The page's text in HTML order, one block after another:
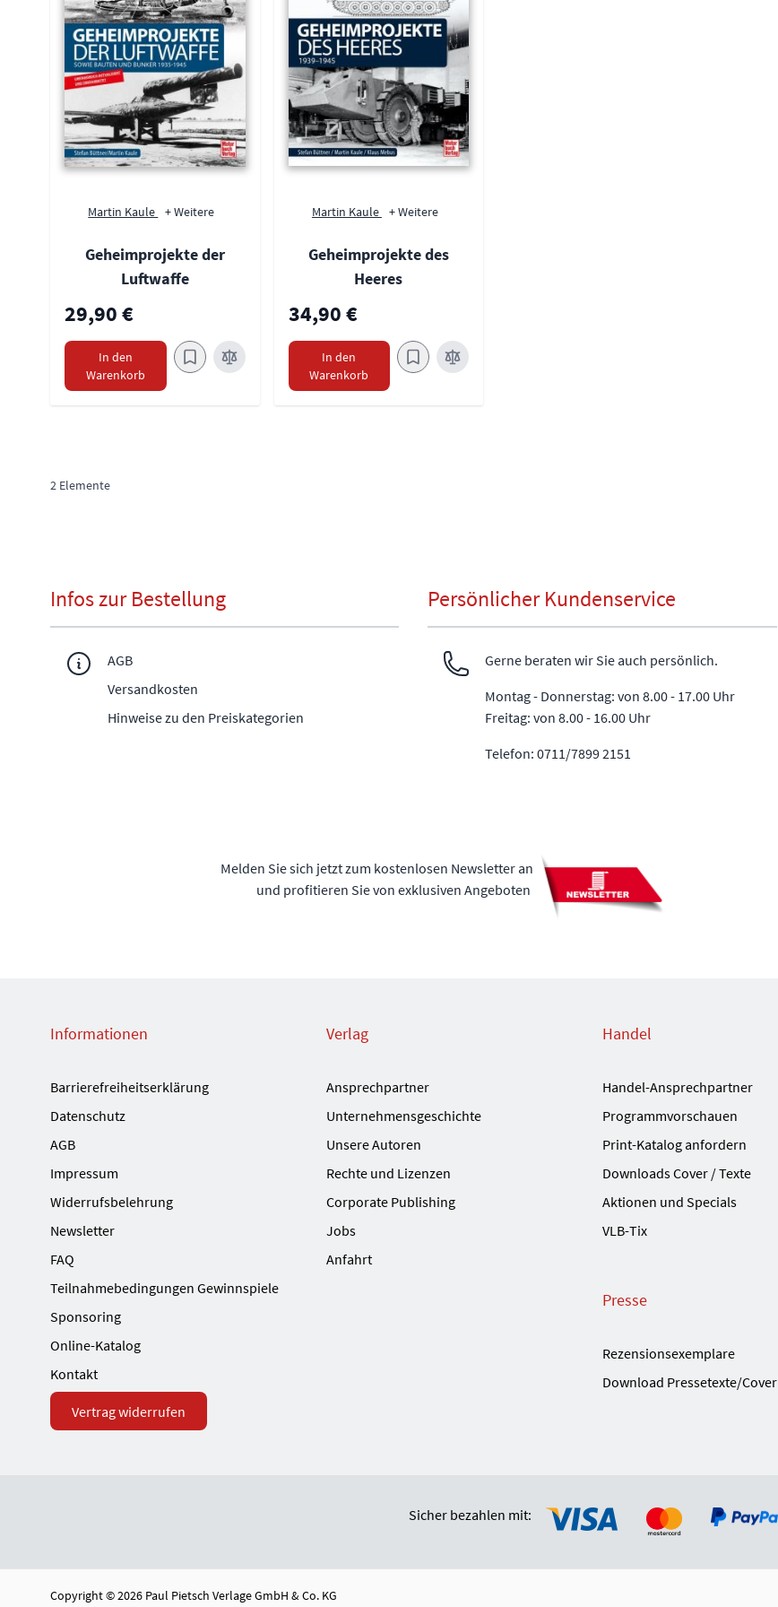
Martin Kaule + Weitere
Geheimprojekte der
Luftwaffe
29,90 €
In den
Warenkorb
Martin Kaule + Weitere
Geheimprojekte des
Heeres
34,90 €
In den
Warenkorb
2 Elemente
Infos zur Bestellung
AGB
Versandkosten
Hinweise zu den Preiskategorien
Persönlicher Kundenservice
Gerne beraten wir Sie auch persönlich.
Montag - Donnerstag: von 8.00 - 17.00 Uhr
Freitag: von 8.00 - 16.00 Uhr
Telefon: 0711/7899 2151
Melden Sie sich jetzt zum kostenlosen Newsletter an
und profitieren Sie von exklusiven Angeboten
Informationen
Barrierefreiheitserklärung
Datenschutz
AGB
Impressum
Widerrufsbelehrung
Newsletter
FAQ
Teilnahmebedingungen Gewinnspiele
Sponsoring
Online-Katalog
Kontakt
Vertrag widerrufen
Verlag
Ansprechpartner
Unternehmensgeschichte
Unsere Autoren
Rechte und Lizenzen
Corporate Publishing
Jobs
Anfahrt
Handel
Handel-Ansprechpartner
Programmvorschauen
Print-Katalog anfordern
Downloads Cover / Texte
Aktionen und Specials
VLB-Tix
Presse
Rezensionsexemplare
Download Pressetexte/Cover
Sicher bezahlen mit:
Copyright © 2026 Paul Pietsch Verlage GmbH & Co. KG